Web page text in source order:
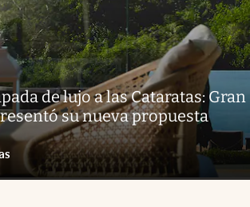
de lujo a las Cataratas: Gran
su nueva propuesta